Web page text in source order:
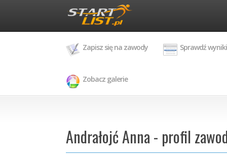
Zapisz się na zawody Sprawdź wyniki
Zobacz galerie
Andrałojć Anna - profil